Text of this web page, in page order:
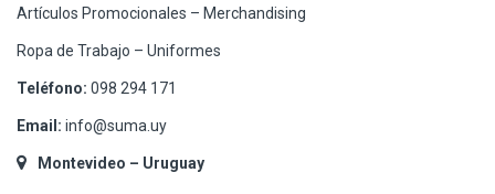
Artículos Promocionales – Merchandising
Ropa de Trabajo – Uniformes
Teléfono: 098 294 171
Email: info@suma.uy
Montevideo – Uruguay